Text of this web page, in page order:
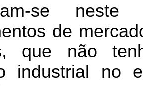
se
de
que não
industrial no